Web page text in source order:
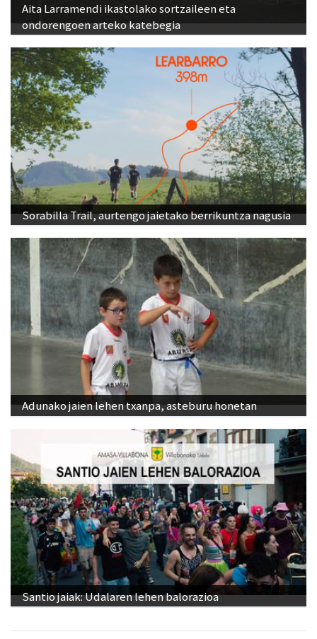
Aita Larramendi ikastolako sortzaileen eta
ondorengoen arteko katebegia
Sorabilla Trail, aurtengo jaietako berrikuntza nagusia
Adunako jaien lehen txanpa, asteburu honetan
Santio jaiak: Udalaren lehen balorazioa